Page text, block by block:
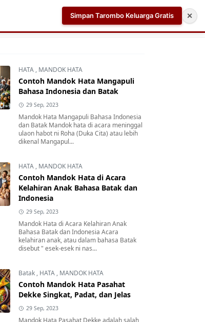
Aplikasi AI Teleprompter dan Pembuat Skrip Video
HATA , MANDOK HATA
Contoh Mandok Hata Mangapuli
Bahasa Indonesia dan Batak
29 Sep, 2023
Mandok Hata Mangapuli Bahasa Indonesia
dan Batak Mandok hata di acara meninggal
ulaon habot ni Roha (Duka Cita) atau lebih
dikenal Mangapul...
HATA , MANDOK HATA
Contoh Mandok Hata di Acara
Kelahiran Anak Bahasa Batak dan
Indonesia
29 Sep, 2023
Mandok Hata di Acara Kelahiran Anak
Bahasa Batak dan Indonesia Acara
kelahiran anak, atau dalam bahasa Batak
disebut " esek-esek ni nas...
Batak , HATA , MANDOK HATA
Contoh Mandok Hata Pasahat
Dekke Singkat, Padat, dan Jelas
29 Sep, 2023
Mandok Hata Pasahat Dekke adalah salah
Simpan Tarombo Keluarga Gratis ✕